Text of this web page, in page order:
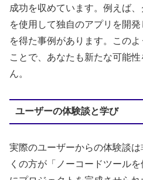
成功を収めています。例えば
を使用して独自のアプリを開
を得た事例があります。この
ことで、あなたも新たな可能
ん。
ユーザーの体験談と学び
実際のユーザーからの体験談
くの方が「ノーコードツール